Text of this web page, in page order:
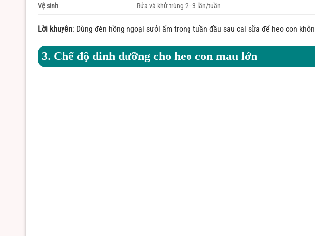
Vệ sinh
Rửa và khử trùng 2–3 lần/tuần
Lời khuyên: Dùng đèn hồng ngoại sưởi ấm trong tuần đầu sau cai sữa để heo con
3. Chế độ dinh dưỡng cho heo con mau lớn